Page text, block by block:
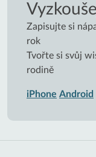
Zapisujte si
rok
Tvořte si svůj
rodině
iPhone Android